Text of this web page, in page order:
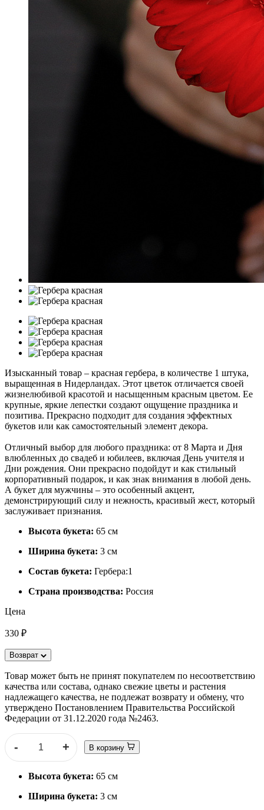
Изысканный товар – красная гербера, в количестве 1 штука,
выращенная в Нидерландах. Этот цветок отличается своей
жизнелюбивой красотой и насыщенным красным цветом. Ее
крупные, яркие лепестки создают ощущение праздника и
позитива. Прекрасно подходит для создания эффектных
букетов или как самостоятельный элемент декора.
Отличный выбор для любого праздника: от 8 Марта и Дня
влюбленных до свадеб и юбилеев, включая День учителя и
Дни рождения. Они прекрасно подойдут и как стильный
корпоративный подарок, и как знак внимания в любой день.
А букет для мужчины – это особенный акцент,
демонстрирующий силу и нежность, красивый жест, который
заслуживает признания.
Высота букета: 65 см
Ширина букета: 3 см
Состав букета: Гербера:1
Страна производства: Россия
Цена
330 ₽
Возврат
Товар может быть не принят покупателем по несоответствию
качества или состава, однако свежие цветы и растения
надлежащего качества, не подлежат возврату и обмену, что
утверждено Постановлением Правительства Российской
Федерации от 31.12.2020 года №2463.
- + В корзину
Высота букета: 65 см
Ширина букета: 3 см